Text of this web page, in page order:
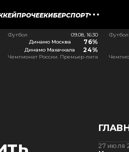
ПРОЧЕЕКИБЕРСПОРТ
Футбол
09.08, 16:30
Динамо Москва
76%
Динамо Махачкала 24%
Чемпионат России. Премьер-лига
Футбол
27 июля